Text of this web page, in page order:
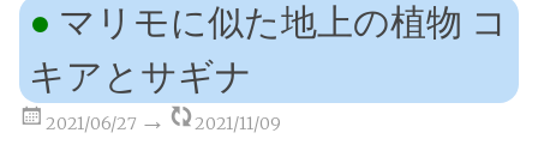
マリモに似た地上の植物 コ
キアとサギナ
2021/06/27 2021/11/09